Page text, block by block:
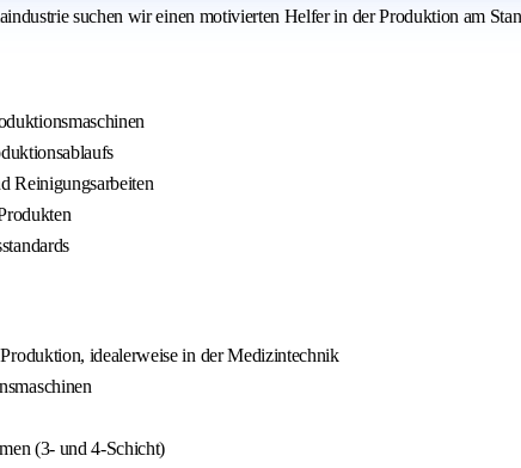
suchen wir einen motivierten Helfer in der Produktion am
Reinigungsarbeiten
idealerweise in der Medizintechnik
(3- und 4-Schicht)